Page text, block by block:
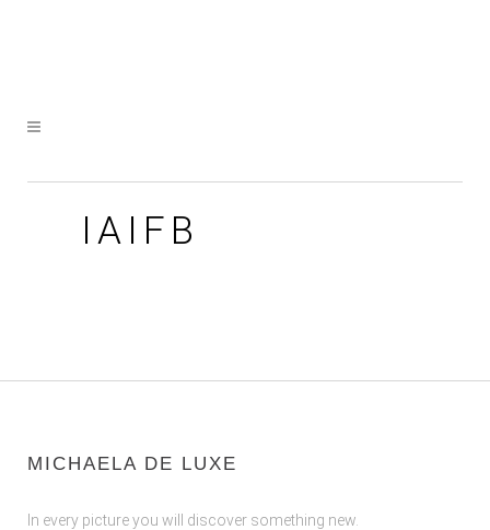
IAIFB
MICHAELA DE LUXE
In every picture you will discover something new.